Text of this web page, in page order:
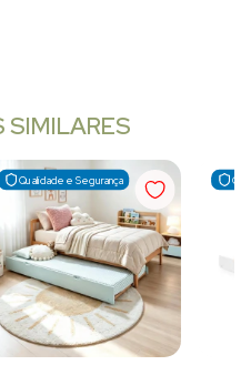
SIMILARES
Qualidade e Segurança